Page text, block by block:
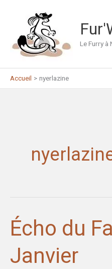
Le Furry à
Accueil nyerlazine
Écho du
Janvier